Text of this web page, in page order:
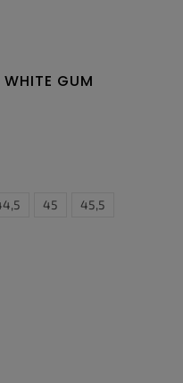
GUM
45 45,5